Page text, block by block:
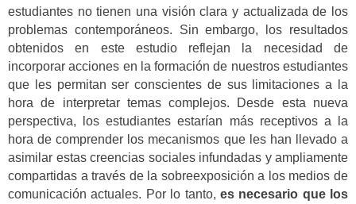
estudiantes no tienen una visión clara y actualizada de los
problemas contemporáneos. Sin embargo, los resultados
obtenidos en este estudio reflejan la necesidad de
incorporar acciones en la formación de nuestros estudiantes
que les permitan ser conscientes de sus limitaciones a la
hora de interpretar temas complejos. Desde esta nueva
perspectiva, los estudiantes estarían más receptivos a la
hora de comprender los mecanismos que les han llevado a
asimilar estas creencias sociales infundadas y ampliamente
compartidas a través de la sobreexposición a los medios de
comunicación actuales. Por lo tanto, es necesario que los